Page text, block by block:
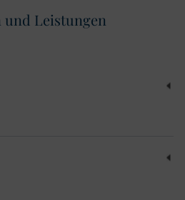
Leistungen